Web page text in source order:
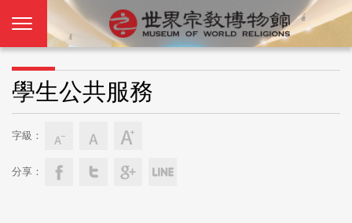
學生公共服務
字級：
分享：